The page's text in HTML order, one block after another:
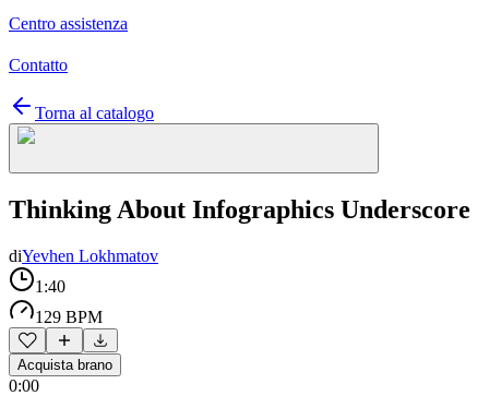
Centro assistenza
Contatto
Torna al catalogo
Thinking About Infographics Underscore
diYevhen Lokhmatov
1:40
129 BPM
Acquista brano
0:00